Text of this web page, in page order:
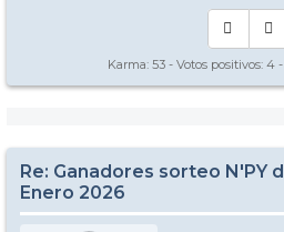
Karma: 53 - Votos positivos: 4
Re: Ganadores sorteo N'PY
Enero 2026